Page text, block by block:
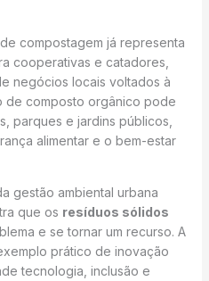
compostagem já representa
cooperativas e catadores,
negócios locais voltados à
de composto orgânico pode
parques e jardins públicos,
alimentar e o bem-estar
gestão ambiental urbana
que os resíduos sólidos
e se tornar um recurso. A
prático de inovação
tecnologia, inclusão e